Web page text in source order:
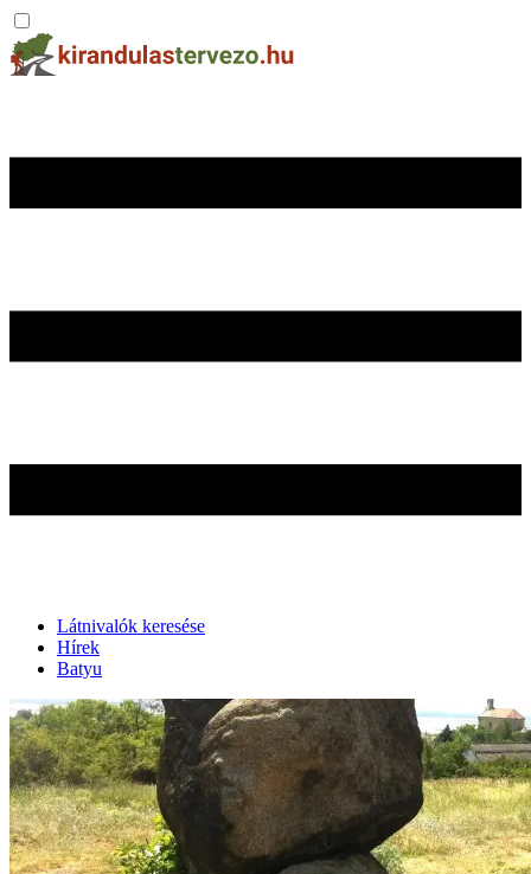
Látnivalók keresése
Hírek
Batyu